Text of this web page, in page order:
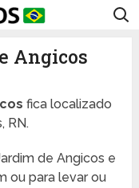
Angicos
fica localizado
RN.
de Angicos e
ou para levar ou